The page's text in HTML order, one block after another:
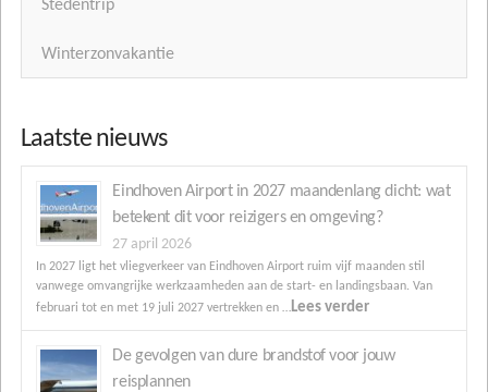
Stedentrip
Winterzonvakantie
Laatste nieuws
Eindhoven Airport in 2027 maandenlang dicht: wat
betekent dit voor reizigers en omgeving?
27 april 2026
In 2027 ligt het vliegverkeer van Eindhoven Airport ruim vijf maanden stil
vanwege omvangrijke werkzaamheden aan de start- en landingsbaan. Van
februari tot en met 19 juli 2027 vertrekken en …Lees verder
De gevolgen van dure brandstof voor jouw
reisplannen